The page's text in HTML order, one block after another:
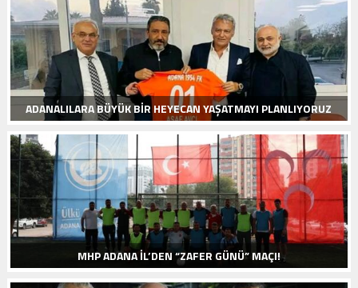
ADANALILARA BÜYÜK BIR HEYECAN YAŞATMAYI PLANLIYORUZ
MHP ADANA İL’DEN “ZAFER GÜNÜ” MAÇI!